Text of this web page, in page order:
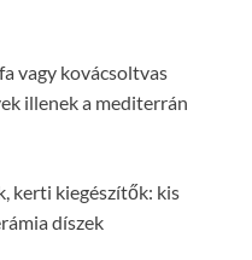
vagy kovácsoltvas
illenek a mediterrán
kerti kiegészítők: kis
díszek